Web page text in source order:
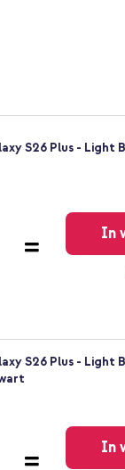
S26 Plus - Light
In
S26 Plus - Light
In